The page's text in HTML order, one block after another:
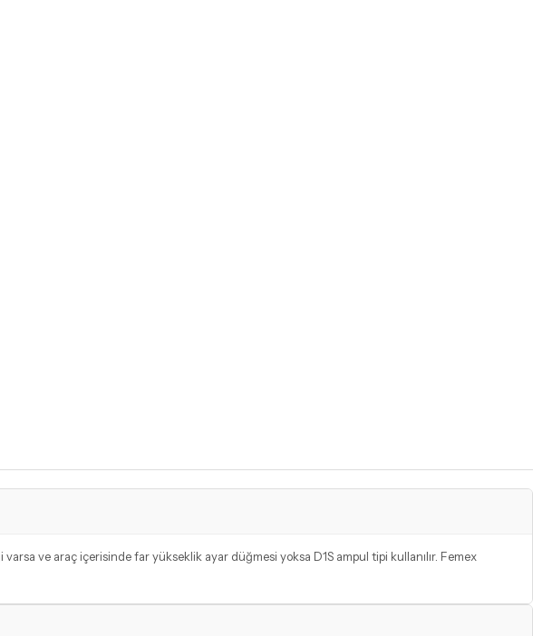
varsa ve araç içerisinde far yükseklik ayar düğmesi yoksa D1S ampul tipi kullanılır. Femex